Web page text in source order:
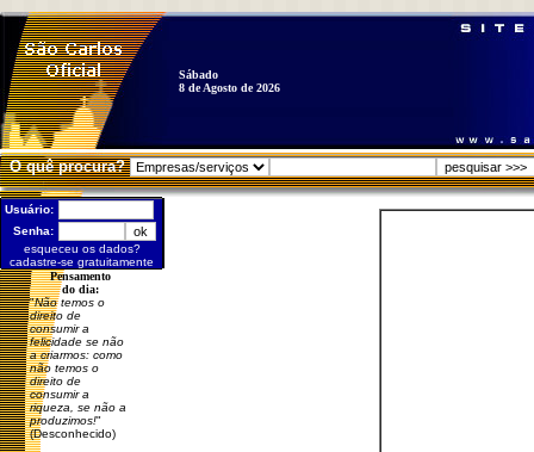
Sábado
8 de Agosto de 2026
O quê procura?
Usuário:
Senha:
esqueceu os dados?
cadastre-se gratuitamente
Pensamento
do dia:
"Não temos o
direito de
consumir a
felicidade se não
a criarmos: como
não temos o
direito de
consumir a
riqueza, se não a
produzimos!"
(Desconhecido)